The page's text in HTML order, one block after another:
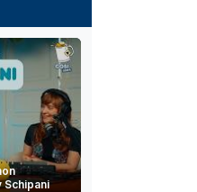
Schipani